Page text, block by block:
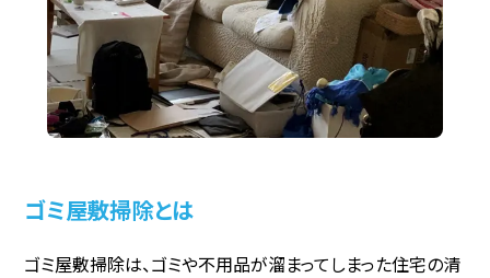
ゴミ屋敷掃除とは
ゴミ屋敷掃除は、ゴミや不用品が溜まってしまった住宅の清